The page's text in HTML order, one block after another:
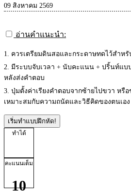
09 สิงหาคม 2569
อ่านคำแนะนำ:
1. ควรเตรียมดินสอและกระดาษทดไว้สำห
2. มีระบบจับเวลา + นับคะแนน + ปริ้นท์แบ
หลังส่งคำตอบ
3. ปุ่มตั้งค่าเรียงคำตอบจากซ้ายไปขวา หรื
เหมาะสมกับความถนัดและวิธีคิดของตนเอง
เริ่มทำแบบฝึกหัด!
ทำได้
คะแนนเต็ม
10